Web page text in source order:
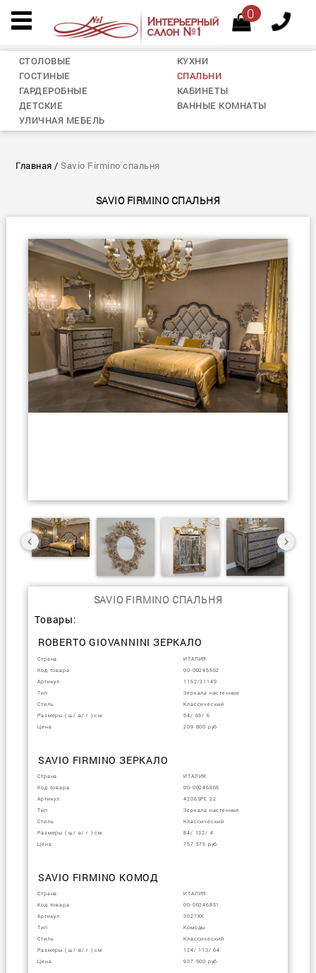
0
СТОЛОВЫЕ
КУХНИ
ГОСТИНЫЕ
СПАЛЬНИ
ГАРДЕРОБНЫЕ
КАБИНЕТЫ
ДЕТСКИЕ
ВАННЫЕ КОМНАТЫ
УЛИЧНАЯ МЕБЕЛЬ
Главная /Savio Firmino спальня
SAVIO FIRMINO СПАЛЬНЯ
SAVIO FIRMINO СПАЛЬНЯ
Товары:
ROBERTO GIOVANNINI ЗЕРКАЛО
Страна
ИТАЛИЯ
Код товара
00-00245562
Артикул
1152/31149
Тип
Зеркала настенные
Стиль
Классический
Размеры ( ш/ в/ г ) см
54/ 65/ 6
Цена
209 800 руб
SAVIO FIRMINO ЗЕРКАЛО
Страна
ИТАЛИЯ
Код товара
00-00246865
Артикул
4206SPE.22
Тип
Зеркала настенные
Стиль
Классический
Размеры ( ш/ в/ г ) см
84/ 132/ 4
Цена
757 575 руб
SAVIO FIRMINO КОМОД
Страна
ИТАЛИЯ
Код товара
00-00246851
Артикул
3027XX
Тип
Комоды
Стиль
Классический
Размеры ( ш/ в/ г ) см
124/ 113/ 64
Цена
937 500 руб